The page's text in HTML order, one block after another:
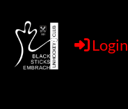
Login